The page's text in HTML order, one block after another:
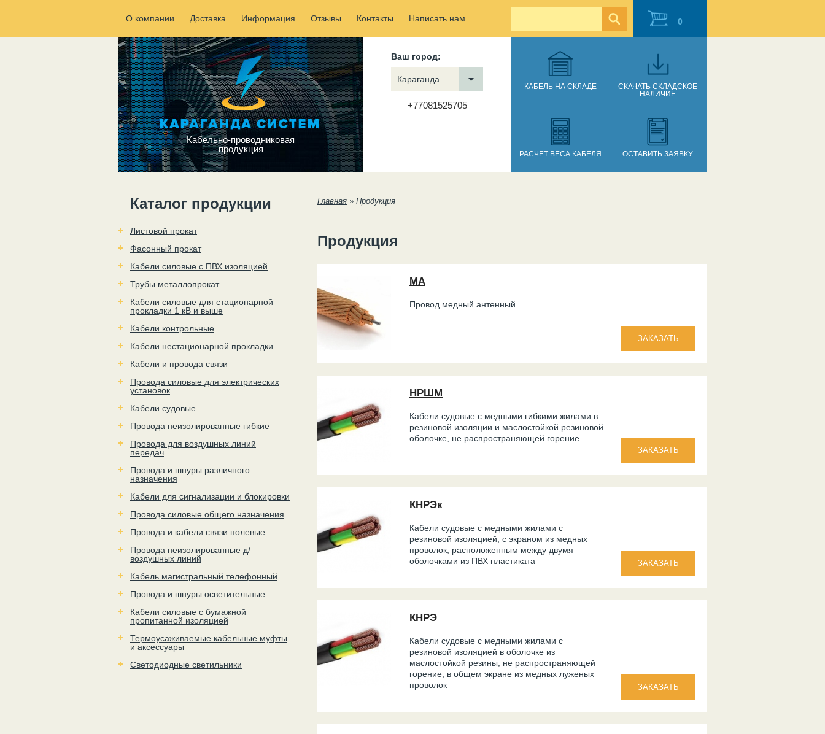
О компании Доставка Информация Отзывы Контакты Написать нам 0
Кабельно-проводниковая
продукция
Ваш город:
Караганда
+77081525705
КАБЕЛЬ НА СКЛАДЕ
СКАЧАТЬ СКЛАДСКОЕ
НАЛИЧИЕ
РАСЧЕТ ВЕСА КАБЕЛЯ ОСТАВИТЬ ЗАЯВКУ
Каталог продукции
Листовой прокат
Фасонный прокат
Кабели силовые с ПВХ изоляцией
Трубы металлопрокат
Кабели силовые для стационарной
прокладки 1 кВ и выше
Кабели контрольные
Кабели нестационарной прокладки
Кабели и провода связи
Провода силовые для электрических
установок
Кабели судовые
Провода неизолированные гибкие
Провода для воздушных линий
передач
Провода и шнуры различного
назначения
Кабели для сигнализации и блокировки
Провода силовые общего назначения
Провода и кабели связи полевые
Провода неизолированные д/
воздушных линий
Кабель магистральный телефонный
Провода и шнуры осветительные
Кабели силовые с бумажной
пропитанной изоляцией
Термоусаживаемые кабельные муфты
и аксессуары
Светодиодные светильники
Вы здесь
Главная » Продукция
Продукция
МА
Провод медный антенный
НРШМ
Кабели судовые с медными гибкими жилами в
резиновой изоляции и маслостойкой резиновой
оболочке, не распространяющей горение
КНРЭк
Кабели судовые с медными жилами с
резиновой изоляцией, с экраном из медных
проволок, расположенным между двумя
оболочками из ПВХ пластиката
КНРЭ
Кабели судовые с медными жилами с
резиновой изоляцией в оболочке из
маслостойкой резины, не распространяющей
горение, в общем экране из медных луженых
проволок